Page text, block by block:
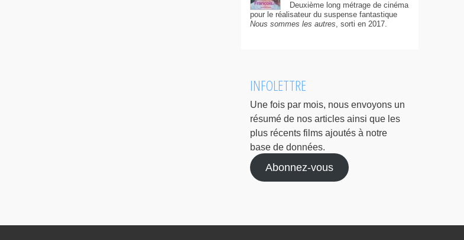
Deuxième long métrage de cinéma
pour le réalisateur du suspense fantastique
Nous sommes les autres, sorti en 2017.
INFOLETTRE
Une fois par mois, nous envoyons un
résumé de nos articles ainsi que les
plus récents films ajoutés à notre
base de données.
Abonnez-vous